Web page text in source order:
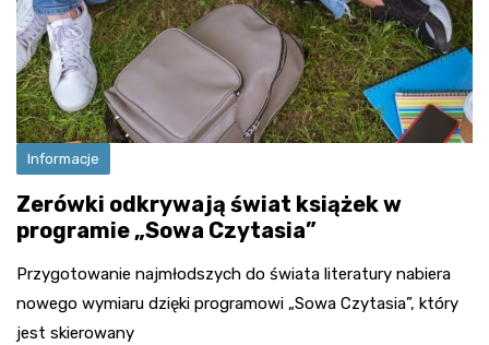
Informacje
Zerówki odkrywają świat książek w
programie „Sowa Czytasia”
Przygotowanie najmłodszych do świata literatury nabiera
nowego wymiaru dzięki programowi „Sowa Czytasia”, który
jest skierowany